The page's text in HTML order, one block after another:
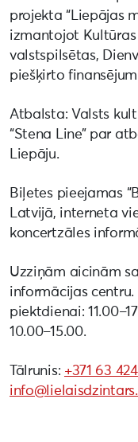
projekta “Liepājas
izmantojot
valstspilsētas,
piešķirto
Atbalsta: Valsts
“Stena Line” par
Liepāju.
Biļetes pieejamas
Latvijā, interneta
koncertzāles
Uzziņām aicinām
informācijas
piektdienai:
10.00–15.00.
Tālrunis: +371 63